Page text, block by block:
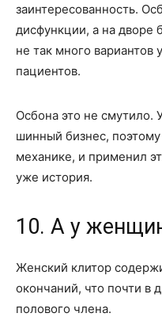
заинтересованность.
дисфункции, а на дворе
не так много вариантов
пациентов.
Осбона это не смутило.
шинный бизнес, поэтому
механике, и применил
уже история.
10. А у
Женский клитор
окончаний, что почти в
полового члена.